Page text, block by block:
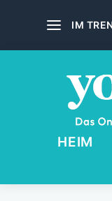
IM
HEIM